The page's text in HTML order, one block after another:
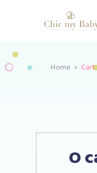
Home > Cart
O